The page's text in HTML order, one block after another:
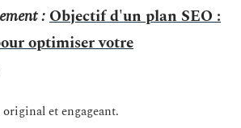
:Objectif d'un plan SEO :
optimiser votre
et engageant.